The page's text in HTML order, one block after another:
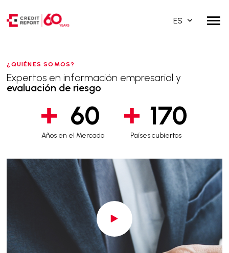
ES
¿QUIÉNES SOMOS?
Expertos en información empresarial y
evaluación de riesgo
60
Años en el Mercado
170
Países cubiertos